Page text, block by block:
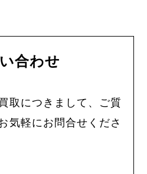
合わせ
取につきまして、ご質
気軽にお問合せくださ